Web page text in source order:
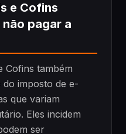
e Cofins
pagar a
Cofins também
imposto de e-
que variam
Eles incidem
ser